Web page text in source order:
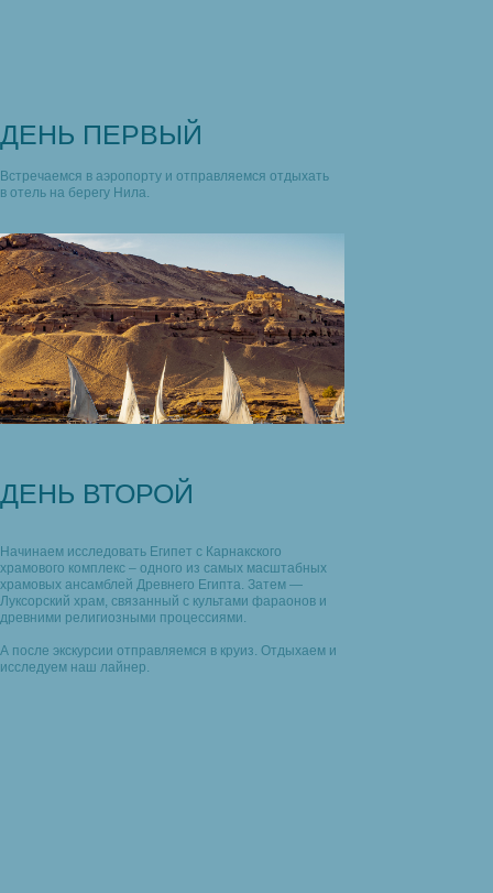
ДЕНЬ ПЕРВЫЙ
Встречаемся в аэропорту и отправляемся отдыхать
в отель на берегу Нила.
ДЕНЬ ВТОРОЙ
Начинаем исследовать Египет с Карнакского
храмового комплекс – одного из самых масштабных
храмовых ансамблей Древнего Египта. Затем —
Луксорский храм, связанный с культами фараонов и
древними религиозными процессиями.
А после экскурсии отправляемся в круиз. Отдыхаем и
исследуем наш лайнер.